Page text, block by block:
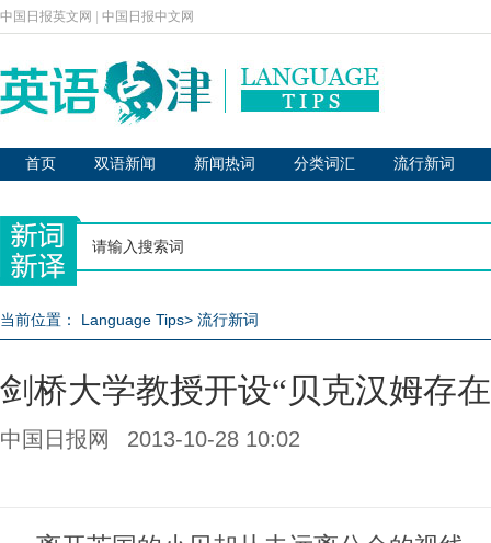
中国日报英文网 中国日报中文网
首页 双语新闻 新闻热词 分类词汇 流行新词
当前位置： Language Tips> 流行新词
剑桥大学教授开设“贝克汉姆存
中国日报网 2013-10-28 10:02